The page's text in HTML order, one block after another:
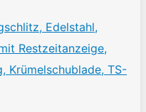
Edelstahl,
Restzeitanzeige,
Krümelschublade, TS-